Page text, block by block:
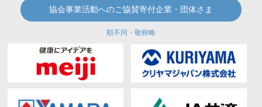
協会事業活動へのご協賛寄付企業・団体さま
順不同・敬称略